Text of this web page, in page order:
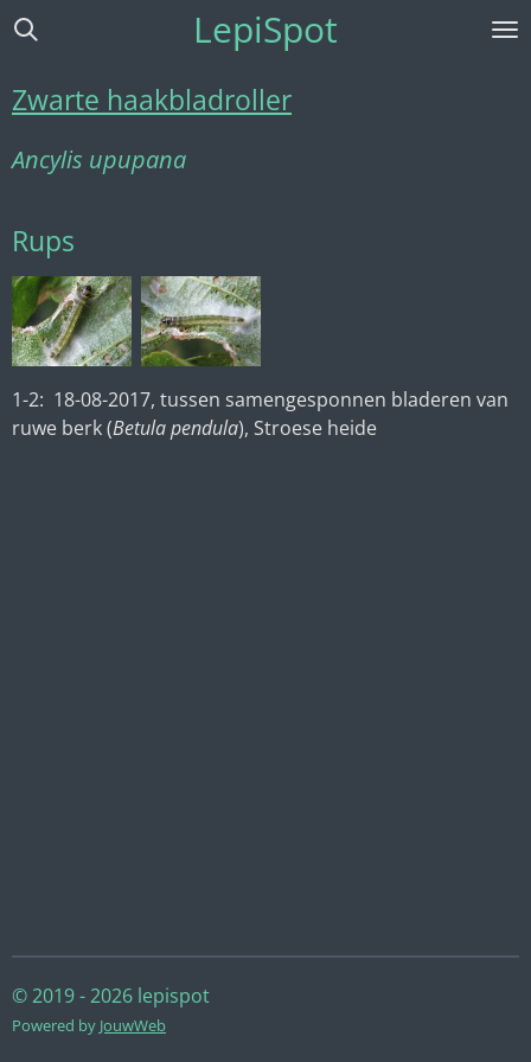
Ga
de
LepiSpot
Zwarte haakbladroller
Ancylis upupana
Rups
1-2: 18-08-2017, tussen samengesponnen bladeren van
ruwe berk (Betula pendula), Stroese heide
© 2019 - 2026 lepispot
Powered by JouwWeb